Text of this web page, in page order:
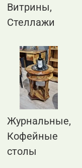
Витрины,
Стеллажи
Журнальные,
Кофейные
столы